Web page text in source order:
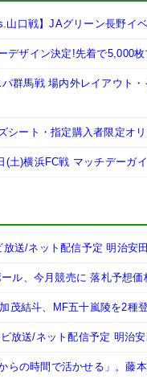
口戦】JAグリーン長野イ
デザイン決定!先着で5,000
パ群馬戦 場内外レイアウト
シート・指定購入者限定オ
(土)横浜FC戦 マッチデーガ
放送/ネット配信予定 明治安
ル、今月競売に 落札予想価
茂結斗、MF五十嵐陵を2種
放送/ネット配信予定 明治
らの時間で活かせる」。